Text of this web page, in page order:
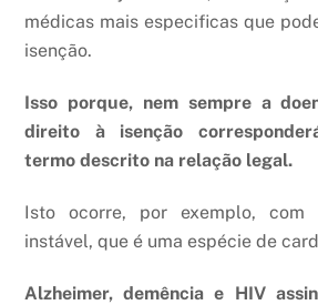
médicas mais especificas que
isenção.
Isso porque, nem sempre a
direito à isenção
termo descrito na relação legal.
Isto ocorre, por exemplo, com
instável, que é uma espécie de
Alzheimer, demência e HIV